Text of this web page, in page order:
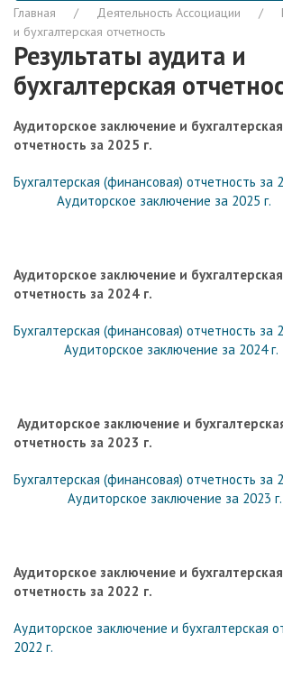
Главная Деятельность Ассоциации
и бухгалтерская отчетность
Результаты аудита и
бухгалтерская
Аудиторское заключение и
отчетность за 2025 г.
Бухгалтерская (финансовая) отчетность за
Аудиторское заключение за 2025 г.
Аудиторское заключение и
отчетность за 2024 г.
Бухгалтерская (финансовая) отчетность за
Аудиторское заключение за 2024 г.
Аудиторское заключение и
отчетность за 2023 г.
Бухгалтерская (финансовая) отчетность за
Аудиторское заключение за 2023 г.
Аудиторское заключение и
отчетность за 2022 г.
Аудиторское заключение и бухгалтерская
2022 г.